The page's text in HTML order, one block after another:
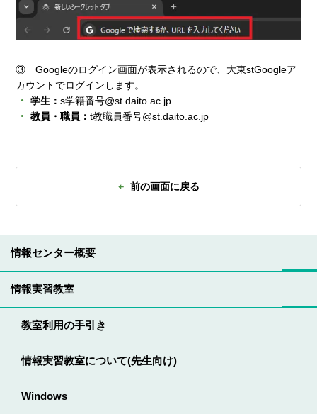
③ Googleのログイン画面が表示されるので、大東stGoogleア
カウントでログインします。
学生：s学籍番号@st.daito.ac.jp
教員・職員：t教職員番号@st.daito.ac.jp
前の画面に戻る
情報センター概要
情報実習教室
教室利用の手引き
情報実習教室について(先生向け)
Windows